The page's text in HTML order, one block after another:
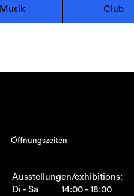
Musik Club
Öffnungszeiten
Ausstellungen/exhibitions:
Di - Sa
14:00 - 18:00